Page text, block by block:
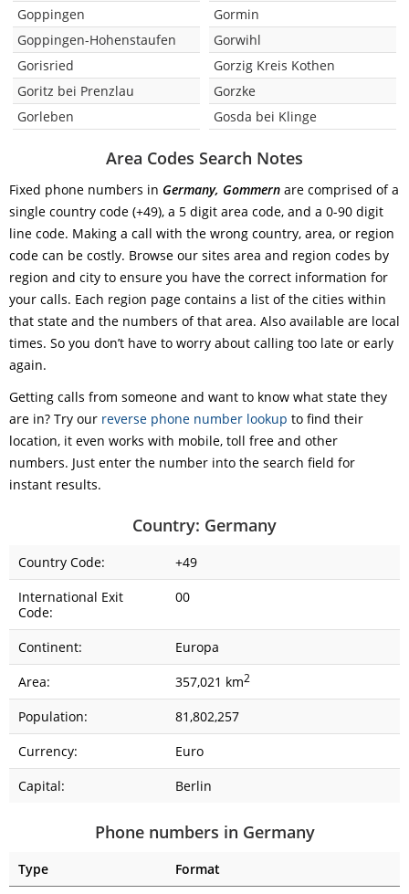
Goppingen
Goppingen-Hohenstaufen
Gorisried
Goritz bei Prenzlau
Gorleben
Gormin
Gorwihl
Gorzig Kreis Kothen
Gorzke
Gosda bei Klinge
Area Codes Search Notes
Fixed phone numbers in Germany, Gommern are comprised of a
single country code (+49), a 5 digit area code, and a 0-90 digit
line code. Making a call with the wrong country, area, or region
code can be costly. Browse our sites area and region codes by
region and city to ensure you have the correct information for
your calls. Each region page contains a list of the cities within
that state and the numbers of that area. Also available are local
times. So you don’t have to worry about calling too late or early
again.
Getting calls from someone and want to know what state they
are in? Try our reverse phone number lookup to find their
location, it even works with mobile, toll free and other
numbers. Just enter the number into the search field for
instant results.
Country: Germany
Country Code:
+49
International Exit
Code:
00
Continent:
Europa
Area:
357,021 km2
Population:
81,802,257
Currency:
Euro
Capital:
Berlin
Phone numbers in Germany
Type
Format